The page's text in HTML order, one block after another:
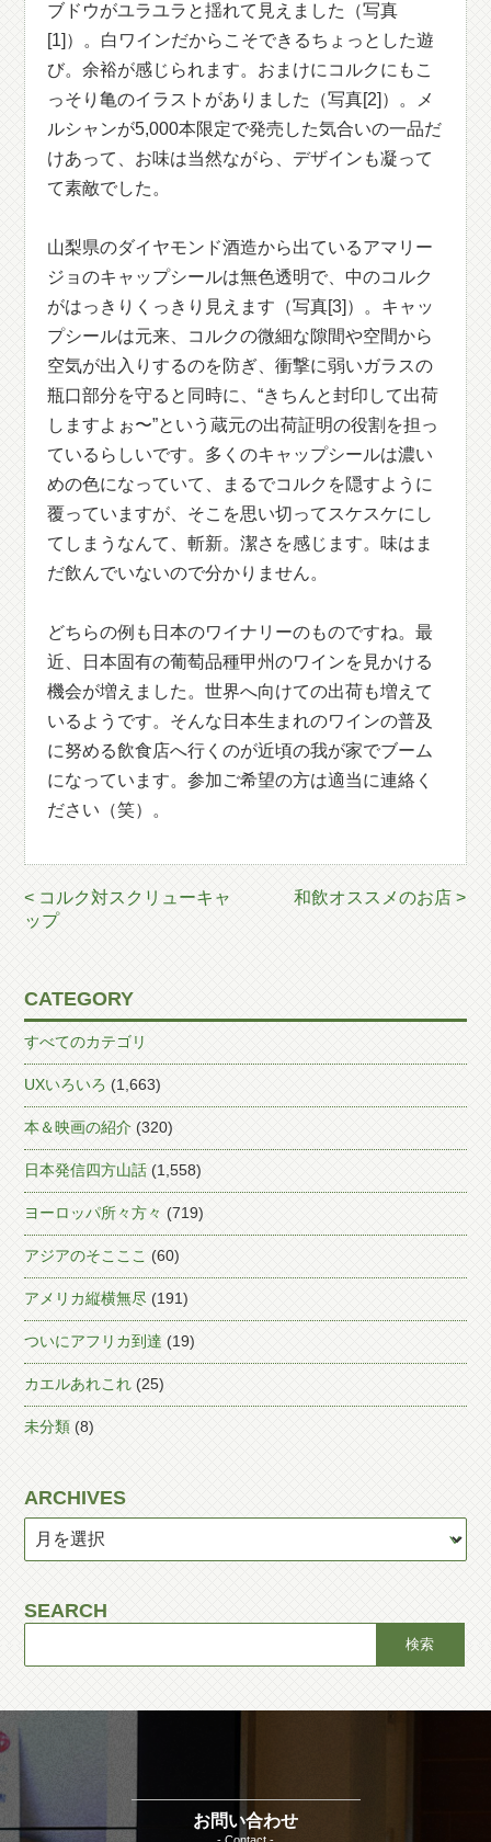
ブドウがユラユラと揺れて見えました（写真
[1]）。白ワインだからこそできるちょっとした遊
び。余裕が感じられます。おまけにコルクにもこ
っそり亀のイラストがありました（写真[2]）。メ
ルシャンが5,000本限定で発売した気合いの一品だ
けあって、お味は当然ながら、デザインも凝って
て素敵でした。
山梨県のダイヤモンド酒造から出ているアマリー
ジョのキャップシールは無色透明で、中のコルク
がはっきりくっきり見えます（写真[3]）。キャッ
プシールは元来、コルクの微細な隙間や空間から
空気が出入りするのを防ぎ、衝撃に弱いガラスの
瓶口部分を守ると同時に、“きちんと封印して出荷
しますよぉ〜”という蔵元の出荷証明の役割を担っ
ているらしいです。多くのキャップシールは濃い
めの色になっていて、まるでコルクを隠すように
覆っていますが、そこを思い切ってスケスケにし
てしまうなんて、斬新。潔さを感じます。味はま
だ飲んでいないので分かりません。
どちらの例も日本のワイナリーのものですね。最
近、日本固有の葡萄品種甲州のワインを見かける
機会が増えました。世界へ向けての出荷も増えて
いるようです。そんな日本生まれのワインの普及
に努める飲食店へ行くのが近頃の我が家でブーム
になっています。参加ご希望の方は適当に連絡く
ださい（笑）。
< コルク対スクリューキャ
ップ
和飲オススメのお店 >
CATEGORY
すべてのカテゴリ
UXいろいろ (1,663)
本＆映画の紹介 (320)
日本発信四方山話 (1,558)
ヨーロッパ所々方々 (719)
アジアのそこここ (60)
アメリカ縦横無尽 (191)
ついにアフリカ到達 (19)
カエルあれこれ (25)
未分類 (8)
ARCHIVES
SEARCH
お問い合わせ